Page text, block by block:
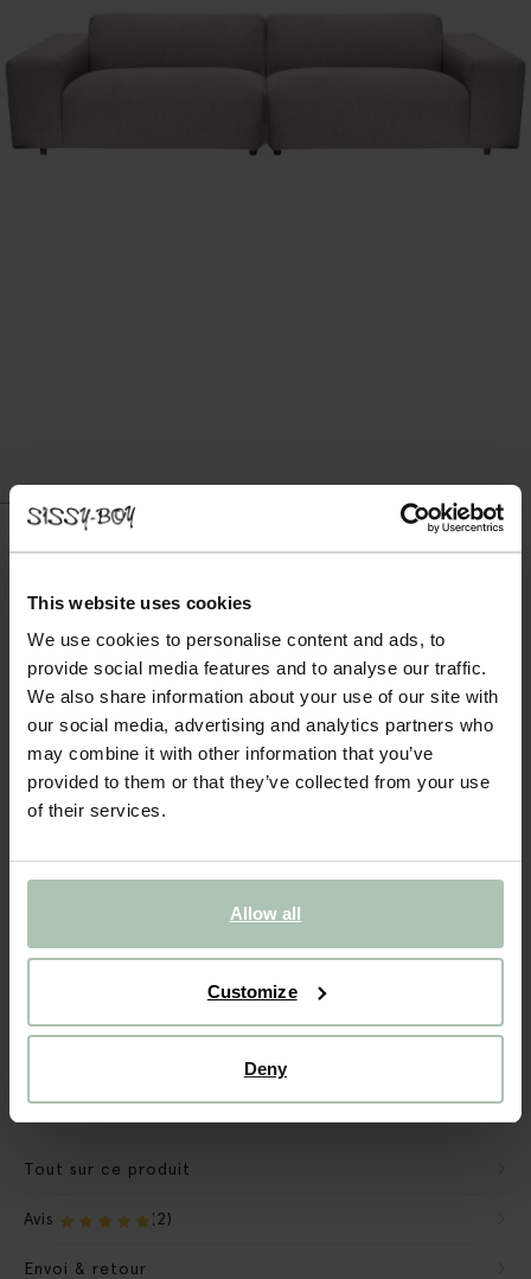
This website uses cookies
We use cookies to personalise content and ads, to
provide social media features and to analyse our traffic.
We also share information about your use of our site with
our social media, advertising and analytics partners who
may combine it with other information that you’ve
provided to them or that they’ve collected from your use
of their services.
Allow all
Customize
Deny
KING CANAPÉ 3 PLACES - BEIGE ARGILE
Ce canapé 3 places de la collection King de Sissy-Boy complète
magnifiquement chaque intérieur. Le rembourrage du canapé est
constitué de mousse haute résilience de qualité recouverte de
duvet, garantissant une assise confortable....Lire plus
Choisir le modèle 3 places (1x)
Nous préparons le banc pour qu'il soit prêt à l'emploi.
Nous emportons les matériaux d'emballage
Conditions de retour des banques
Tout sur ce produit
Avis (2)
Envoi & retour